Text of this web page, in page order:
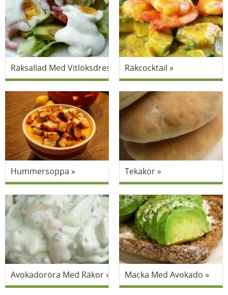
Räksallad Med VitlöksdressingRäkcocktail
Hummersoppa Tekakor
Avokadoröra Med Räkor Macka Med Avokado